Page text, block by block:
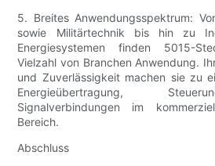
5. Breites Anwendungsspektrum:
sowie Militärtechnik bis hin zu
Energiesystemen finden 5015-
Vielzahl von Branchen Anwendung.
und Zuverlässigkeit machen sie zu
Energieübertragung,
Signalverbindungen im
Bereich.
Abschluss